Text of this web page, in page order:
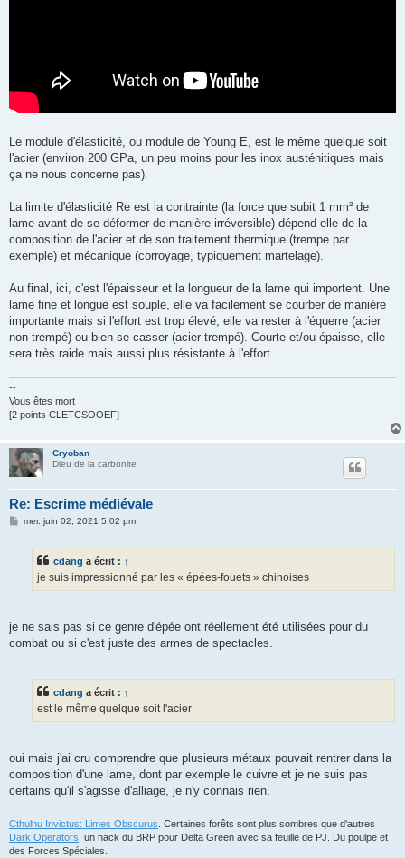
Le module d'élasticité, ou module de Young E, est le même quelque soit
l'acier (environ 200 GPa, un peu moins pour les inox austénitiques mais
ça ne nous concerne pas).
La limite d'élasticité Re est la contrainte (la force que subit 1 mm² de
lame avant de se déformer de manière irréversible) dépend elle de la
composition de l'acier et de son traitement thermique (trempe par
exemple) et mécanique (corroyage, typiquement martelage).
Au final, ici, c'est l'épaisseur et la longueur de la lame qui importent. Une
lame fine et longue est souple, elle va facilement se courber de manière
importante mais si l'effort est trop élevé, elle va rester à l'équerre (acier
non trempé) ou bien se casser (acier trempé). Courte et/ou épaisse, elle
sera très raide mais aussi plus résistante à l'effort.
--
Vous êtes mort
[2 points CLETCSOOEF]
Cryoban
Dieu de la carbonite
Re: Escrime médiévale
Mmer. juin 02, 2021 5:02 pm
cdang a écrit : ↑
je suis impressionné par les « épées-fouets » chinoises
je ne sais pas si ce genre d'épée ont réellement été utilisées pour du
combat ou si c'est juste des armes de spectacles.
cdang a écrit : ↑
est le même quelque soit l'acier
oui mais j'ai cru comprendre que plusieurs métaux pouvait rentrer dans la
composition d'une lame, dont par exemple le cuivre et je ne suis pas
certains qu'il s'agisse d'alliage, je n'y connais rien.
Cthulhu Invictus: Limes Obscurus . Certaines forêts sont plus sombres que d'autres
Dark Operators , un hack du BRP pour Delta Green avec sa feuille de PJ. Du poulpe et
des Forces Spéciales.